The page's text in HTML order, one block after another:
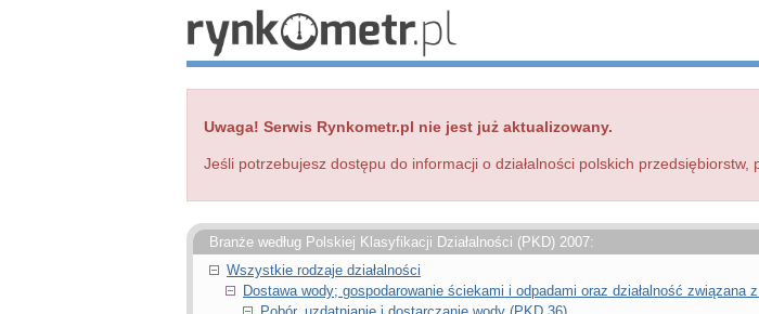
Uwaga! Serwis Rynkometr.pl nie jest już aktualizowany.
Jeśli potrzebujesz dostępu do informacji o działalności polskich przedsiębiorstw,
Branże według Polskiej Klasyfikacji Działalności (PKD) 2007:
Wszystkie rodzaje działalności
Dostawa wody; gospodarowanie ściekami i odpadami oraz działalność związana